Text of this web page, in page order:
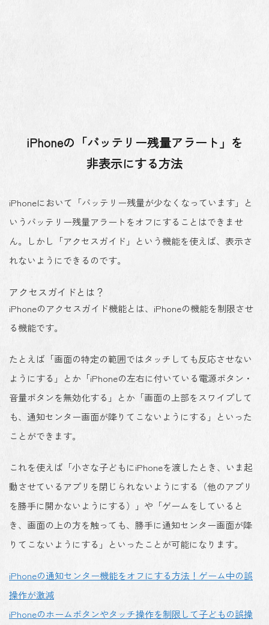
iPhoneの「バッテリー残量アラート」を
非表示にする方法
iPhoneにおいて「バッテリー残量が少なくなっています」と
いうバッテリー残量アラートをオフにすることはできませ
ん。しかし「アクセスガイド」という機能を使えば、表示さ
れないようにできるのです。
アクセスガイドとは？
iPhoneのアクセスガイド機能とは、 iPhoneの機能を制限させ
る機能です。
たとえば「画面の特定の範囲ではタッチしても反応させない
ようにする 」とか「iPhoneの左右に付いている電源ボタン・
音量ボタンを無効化する 」とか「画面の上部をスワイプして
も、通知センター画面が降りてこないようにする 」といった
ことができます。
これを使えば「小さな子どもにiPhoneを渡したとき、いま起
動させているアプリを閉じられないようにする（他のアプリ
を勝手に開かないようにする）
」や「ゲームをしていると
き、画面の上の方を触っても、勝手に通知センター画面が降
りてこないようにする 」といったことが可能になります。
iPhoneの通知センター機能をオフにする方法！ゲーム中の誤
操作が激減
iPhoneのホームボタンやタッチ操作を制限して子どもの誤操